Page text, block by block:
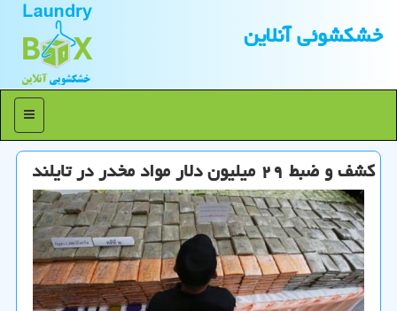
خشكشوئی آنلاین
منو
كشف و ضبط ۲۹ میلیون دلار مواد مخدر در تایلند